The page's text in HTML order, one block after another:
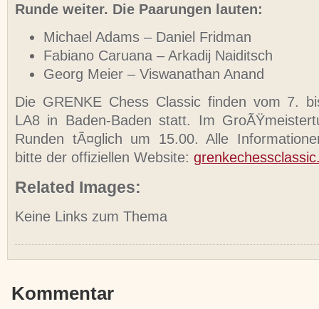
Runde weiter. Die Paarungen lauten:
Michael Adams – Daniel Fridman
Fabiano Caruana – Arkadij Naiditsch
Georg Meier – Viswanathan Anand
Die GRENKE Chess Classic finden vom 7.
LA8 in Baden-Baden statt. Im
Runden tÃ¤glich um 15.00. Alle
bitte der offiziellen Website:
Related Images:
Keine Links zum Thema
Kommentar